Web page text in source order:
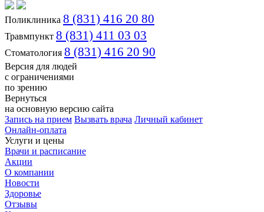
Поликлиника 8 (831) 416 20 80
Травмпункт 8 (831) 411 03 03
Стоматология 8 (831) 416 20 90
Версия для людей
с ограничениями
по зрению
Вернуться
на основную версию сайта
Запись на прием Вызвать врача Личный кабинет
Онлайн-оплата
Услуги и цены
Врачи и расписание
Акции
О компании
Новости
Здоровье
Отзывы